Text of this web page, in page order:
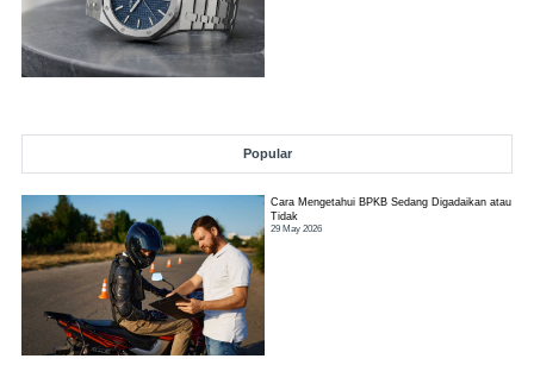
Popular
Cara Mengetahui BPKB Sedang Digadaikan atau
Tidak
29 May 2026